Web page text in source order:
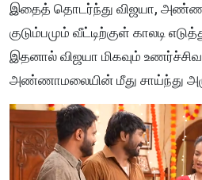
இதைத் தொடர்ந்து விஜயா,
குடும்பமும் வீட்டிற்குள் காலடி
இதனால் விஜயா மிகவும்
அண்ணாமலையின் மீது சாய்ந்து